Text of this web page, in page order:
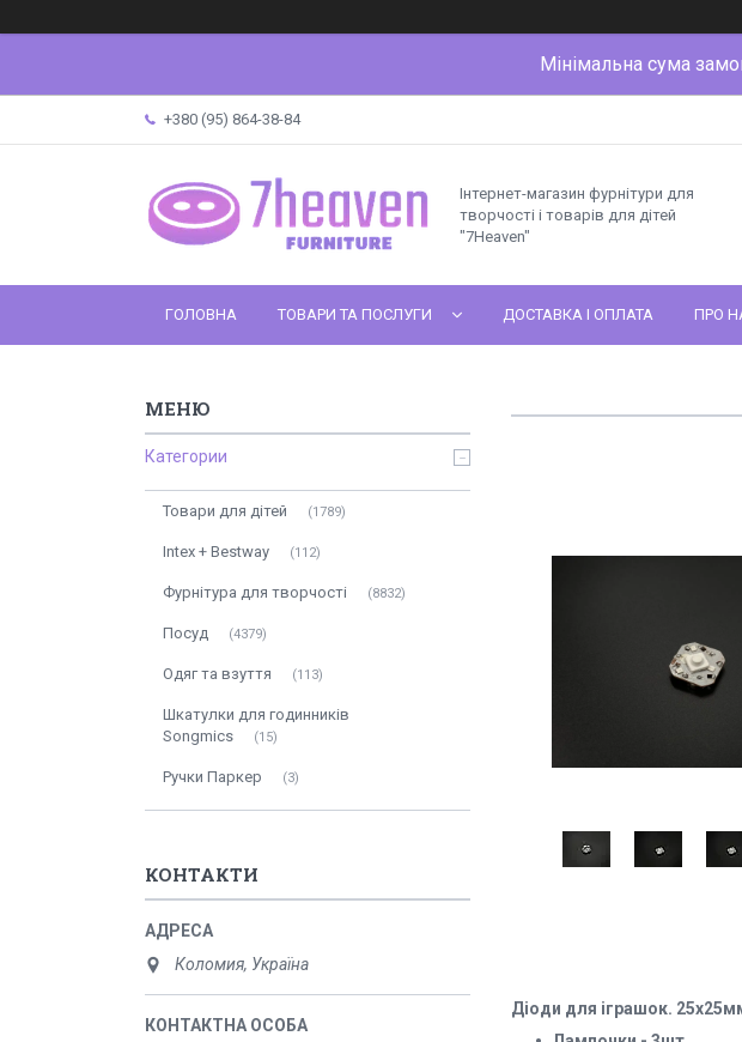
Мінімальна сума
+380 (95) 864-38-84
Інтернет-магазин фурнітури для
творчості і товарів для дітей
"7Heaven"
ГОЛОВНА ТОВАРИ ТА ПОСЛУГИ ДОСТАВКА І ОПЛАТА ПРО
Діоди для іграшок.
Категории
Товари для дітей 1789
Intex + Bestway 112
Фурнітура для творчості 8832
Посуд 4379
Одяг та взуття 113
Шкатулки для годинників
Songmics
15
Ручки Паркер 3
КОНТАКТИ
Коломия, Україна